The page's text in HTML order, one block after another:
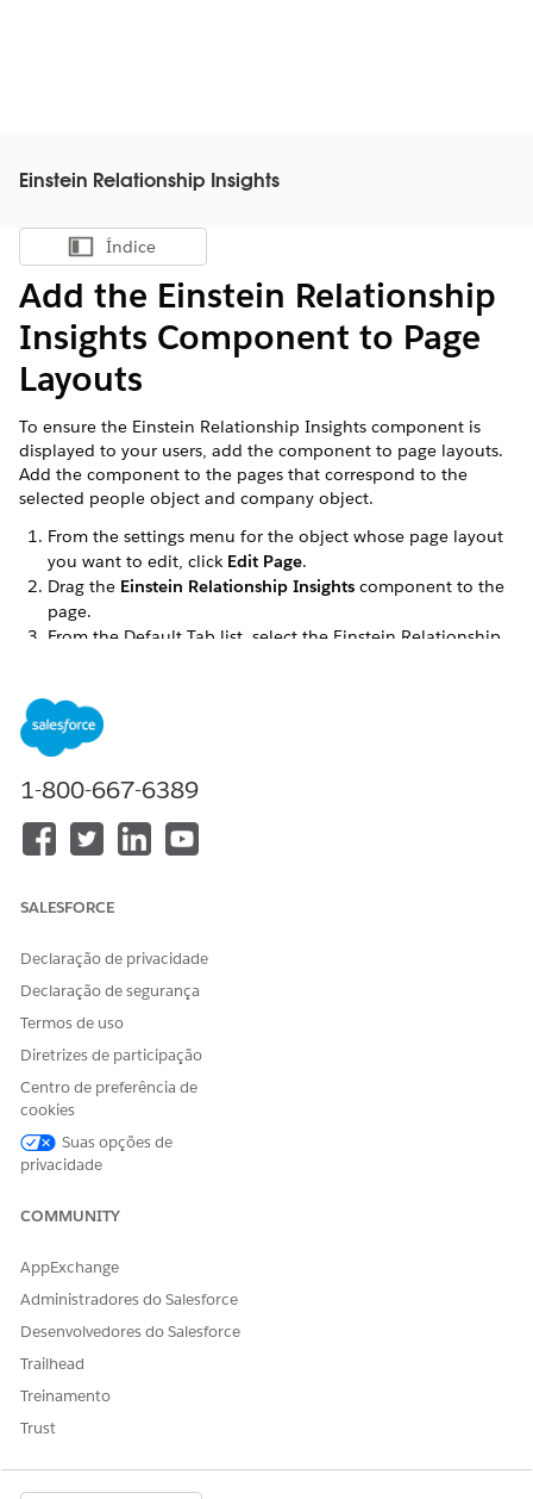
Einstein Relationship Insights
Mostrar índice
Índice
Add the Einstein Relationship
Insights Component to Page
Layouts
To ensure the Einstein Relationship Insights component is
displayed to your users, add the component to page layouts.
Add the component to the pages that correspond to the
selected people object and company object.
From the settings menu for the object whose page layout
you want to edit, click Edit Page.
Drag the Einstein Relationship Insights component to the
page.
From the Default Tab list, select the Einstein Relationship
SEE ALSO
1-800-667-6389
SALESFORCE
Declaração de privacidade
Declaração de segurança
Termos de uso
Diretrizes de participação
Centro de preferência de
cookies
Suas opções de
privacidade
COMMUNITY
AppExchange
Administradores do Salesforce
Desenvolvedores do Salesforce
Trailhead
Treinamento
Trust